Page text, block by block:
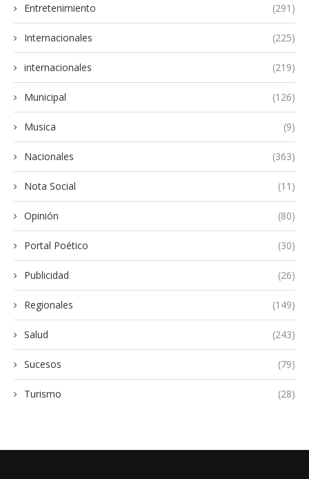
Entretenimiento (291)
Internacionales (225)
internacionales (219)
Municipal (126)
Musica (9)
Nacionales (363)
Nota Social (11)
Opinión (80)
Portal Poético (30)
Publicidad (26)
Regionales (149)
Salud (243)
Sucesos (79)
Turismo (28)